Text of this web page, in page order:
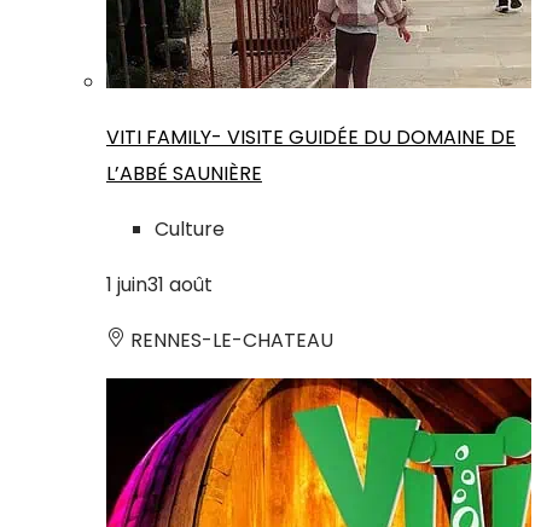
VITI FAMILY- VISITE GUIDÉE DU DOMAINE DE
L’ABBÉ SAUNIÈRE
Culture
1 juin31 août
RENNES-LE-CHATEAU